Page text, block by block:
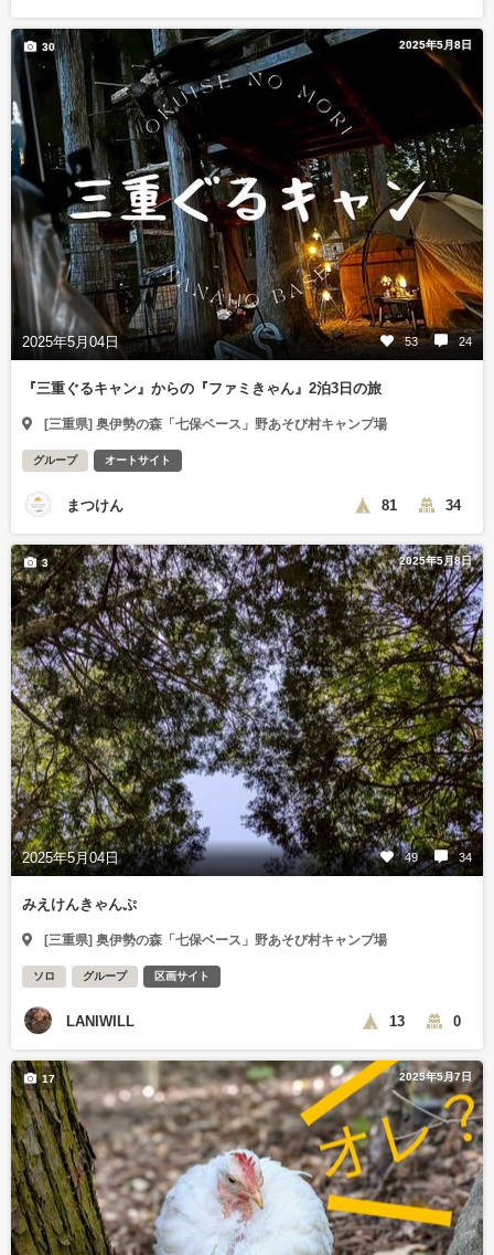
2025年5月8日
2025年5月04日 53 24
30
『三重ぐるキャン』からの『ファミきゃん』2泊3日の旅
[三重県] 奥伊勢の森「七保ベース」野あそび村キャンプ場
グループ オートサイト
まつけん 81 34
2025年5月8日
2025年5月04日 49 34
3
みえけんきゃんぷ
[三重県] 奥伊勢の森「七保ベース」野あそび村キャンプ場
ソロ グループ 区画サイト
LANIWILL 13 0
2025年5月7日
17